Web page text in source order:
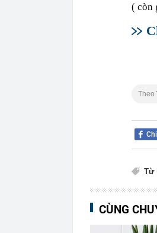
( còn
Theo
Từ
CÙNG